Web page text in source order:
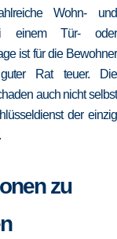
Wohn- und
einem Tür- oder
ist für die Bewohner
Rat teuer. Die
auch nicht selbst
der einzig
zu